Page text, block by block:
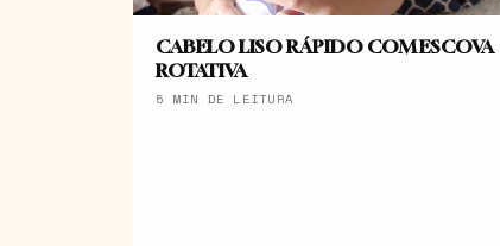
CABELO LISO RÁPIDO COM ESCOVA
ROTATIVA
5 MIN DE LEITURA